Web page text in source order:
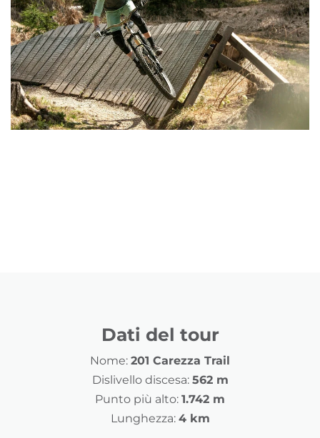
Dati del tour
Nome: 201 Carezza Trail
Dislivello discesa: 562 m
Punto più alto: 1.742 m
Lunghezza: 4 km